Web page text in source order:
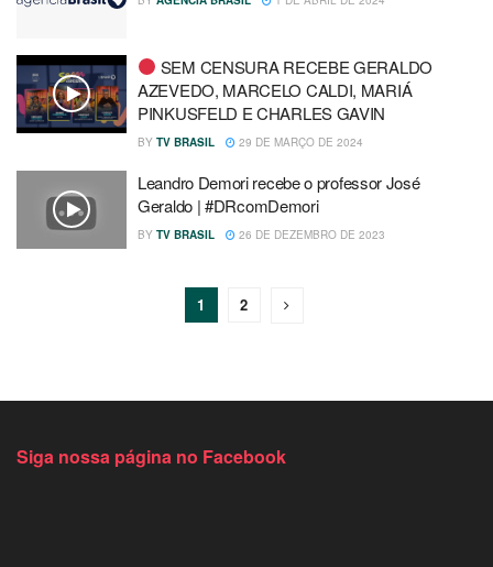
SEM CENSURA RECEBE GERALDO
AZEVEDO, MARCELO CALDI, MARIÁ
PINKUSFELD E CHARLES GAVIN
BY TV BRASIL 29 DE MARÇO DE 2024
Leandro Demori recebe o professor José
Geraldo | #DRcomDemori
BY TV BRASIL 26 DE DEZEMBRO DE 2023
1 2
Siga nossa página no Facebook